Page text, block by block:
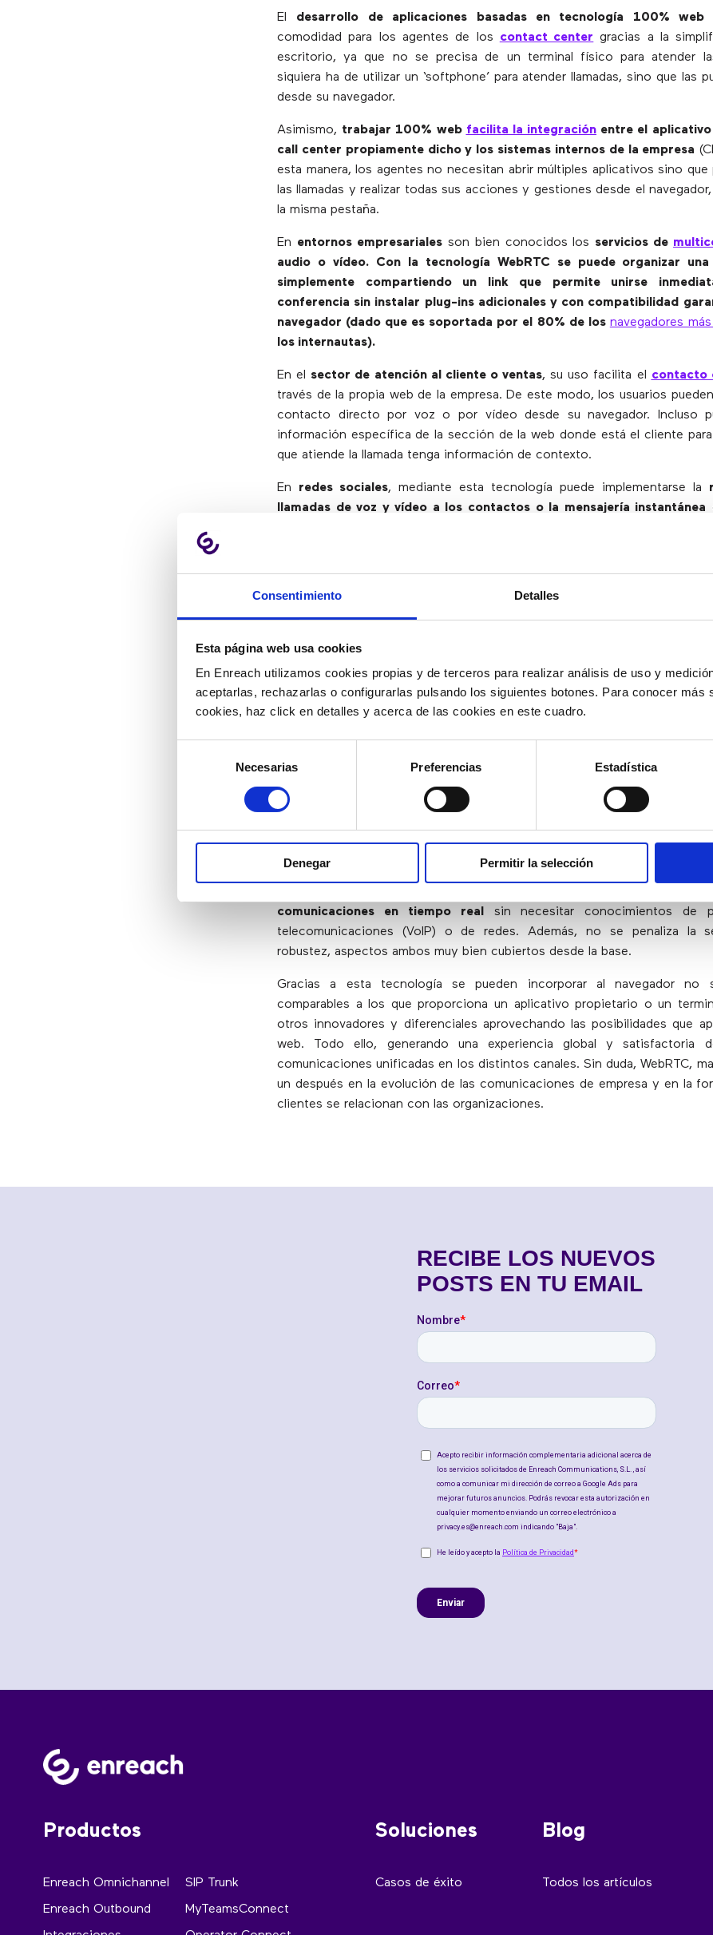
Consentimiento Detalles
Esta página web usa cookies
En Enreach utilizamos cookies propias y de terceros para realizar análisis de uso y
aceptarlas, rechazarlas o configurarlas pulsando los siguientes botones. Para conocer más
cookies, haz click en detalles y acerca de las cookies en este cuadro.
consentimiento
Necesarias Preferencias Estadística
Denegar Permitir la selección
El desarrollo de aplicaciones basadas en tecnología 100% web
comodidad para los agentes de los contact center gracias a la
escritorio, ya que no se precisa de un terminal físico para atender
siquiera ha de utilizar un ‘softphone’ para atender llamadas, sino que las
desde su navegador.
Asimismo, trabajar 100% web facilita la integración entre el
call center propiamente dicho y los sistemas internos de la empresa
esta manera, los agentes no necesitan abrir múltiples aplicativos sino que
las llamadas y realizar todas sus acciones y gestiones desde el
la misma pestaña.
En entornos empresarialesson bien conocidos los servicios de
audio o vídeo. Con la tecnología WebRTC se puede organizar una
simplemente compartiendo un link que permite unirse
conferencia sin instalar plug-ins adicionales y con compatibilidad
navegador (dado que es soportada por el 80% de los navegadores
los internautas).
En el sector de atención al cliente o ventas, su uso facilita el contacto
través de la propia web de la empresa. De este modo, los usuarios
contacto directo por voz o por vídeo desde su navegador. Incluso
información específica de la sección de la web donde está el cliente
que atiende la llamada tenga información de contexto.
En redes sociales, mediante esta tecnología puede implementarse la
llamadas de voz y vídeo a los contactos o la mensajería instantánea
desarrollables y que demuestran las
enormes posibilidades que ofrece
a losproveedores de soluciones de comunicaciones unificadas.
permite incorporar de forma nativa y sencilla el navegador como un
propietario o un terminal físico. Todo ello, además, consiguiendo una
usuario coherente en todos los canales.
comunicaciones unificadas?
La “webificación” de las comunicaciones facilita el desarrollo de
punto de vista del desarrollador de servicios, la potencia viene dada por el
comunicaciones en tiempo real
sin necesitar conocimientos de
telecomunicaciones (VoIP) o de redes. Además, no se penaliza la
robustez, aspectos ambos muy bien cubiertos desde la base.
Gracias a esta tecnología se pueden incorporar al navegador no
comparables a los que proporciona un aplicativo propietario o un
otros innovadores y diferenciales aprovechando las posibilidades que
web. Todo ello, generando una experiencia global y satisfactoria
comunicaciones unificadas en los distintos canales. Sin duda, WebRTC,
un después en la evolución de las comunicaciones de empresa y en la
clientes se relacionan con las organizaciones.
Productos
Enreach Omnichannel
Enreach Outbound
SIP Trunk
MyTeamsConnect
Soluciones
Casos de éxito
Blog
Todos los artículos